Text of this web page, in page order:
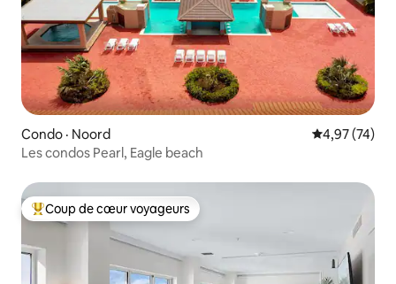
Condo · Noord Note
4,97 (74)
Les condos Pearl, Eagle beach
Coup de cœur voyageurs parmi les plus aimés
Coup de cœur voyageurs